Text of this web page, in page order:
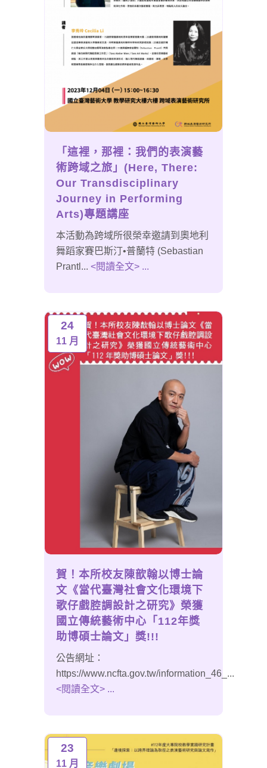
「這裡，那裡：我們的表演藝
術跨域之旅」(Here, There:
Our Transdisciplinary
Journey in Performing
Arts)專題講座
本活動為跨域所很榮幸邀請到奧地利
舞蹈家賽巴斯汀•普蘭特 (Sebastian
Prantl... <閱讀全文> ...
24
11 月
賀！本所校友陳歆翰以博士論
文《當代臺灣社會文化環境下
歌仔戲腔調設計之研究》榮獲
國立傳統藝術中心「112年獎
助博碩士論文」獎!!!
公告網址：
https://www.ncfta.gov.tw/information_46_...
<閱讀全文> ...
23
11 月